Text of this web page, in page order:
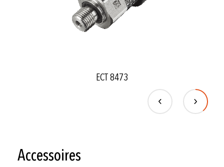
ECT 8473
Accessoires